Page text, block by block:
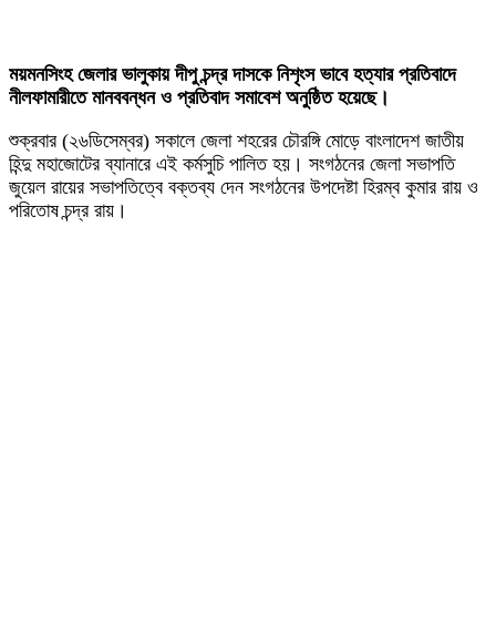
ময়মনসিংহ জেলার ভালুকায় দীপু চন্দ্র দাসকে নিশৃংস ভাবে হত্যার প্রতিবাদে
নীলফামারীতে মানববন্ধন ও প্রতিবাদ সমাবেশ অনুষ্ঠিত হয়েছে।
শুক্রবার (২৬ডিসেম্বর) সকালে জেলা শহরের চৌরঙ্গি মোড়ে বাংলাদেশ জাতীয়
হিন্দু মহাজোটের ব্যানারে এই কর্মসুচি পালিত হয়। সংগঠনের জেলা সভাপতি
জুয়েল রায়ের সভাপতিত্বে বক্তব্য দেন সংগঠনের উপদেষ্টা হিরম্ব কুমার রায় ও
পরিতোষ চন্দ্র রায়।